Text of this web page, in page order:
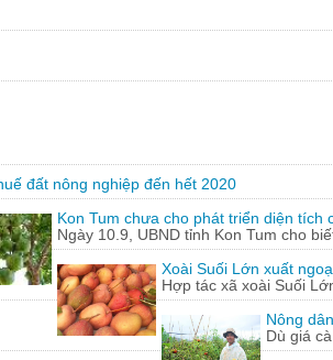
đất nông nghiệp đến hết 2020
Kon Tum chưa cho phát triển diện tích
Ngày 10.9, UBND tỉnh Kon Tum cho
Xoài Suối Lớn xuất
Hợp tác xã xoài Suối
Nông
Dù giá